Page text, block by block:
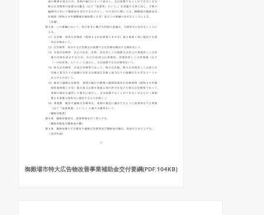
御殿場市特大広告物改善事業補助金交付要綱(PDF:104KB)